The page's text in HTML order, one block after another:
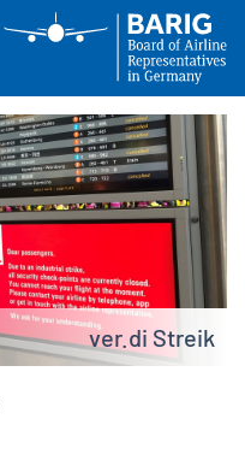
ver.di Streik